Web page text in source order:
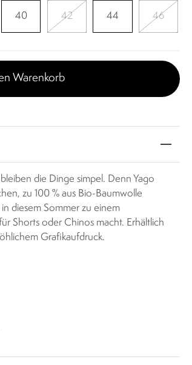
40 42 44 46
Warenkorb
die Dinge simpel. Denn Yago
zu 100 % aus Bio-Baumwolle
diesem Sommer zu einem
Shorts oder Chinos macht. Erhältlich
Grafikaufdruck.